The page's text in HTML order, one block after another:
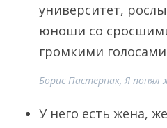
университет,
юноши со
громкими
Борис Пастернак, Я понял
У него есть жена,